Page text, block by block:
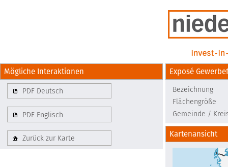
Mögliche Interaktionen
PDF Deutsch
PDF Englisch
Zurück zur Karte
Exposé
Bezeichnung
Flächengröße
Gemeinde /
Kartenansicht